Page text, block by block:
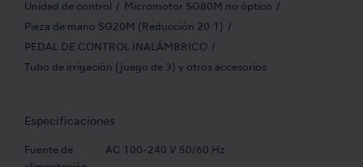
Unidad de control Micromotor SG80M no óptico
Pieza de mano SG20M (Reducción 20:1)
PEDAL DE CONTROL INALÁMBRICO
Tubo de irrigación (juego de 3) y otros accesorios
Especificaciones
Fuente de
AC 100-240 V 50/60 Hz